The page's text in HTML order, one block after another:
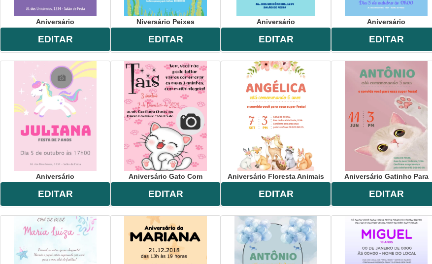
Aniversário
EDITAR
Niversário Peixes
EDITAR
Aniversário
EDITAR
Aniversário
EDITAR
Aniversário
EDITAR
Aniversário Gato Com
EDITAR
Aniversário Floresta Animais
EDITAR
Aniversário Gatinho Para
EDITAR